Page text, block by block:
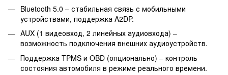
Bluetooth 5.0 – стабильная связь с мобильными
устройствами, поддержка A2DP.
AUX (1 видеовход, 2 линейных аудиовхода) –
возможность подключения внешних аудиоустройств.
Поддержка TPMS и OBD (опционально) – контроль
состояния автомобиля в режиме реального времени.